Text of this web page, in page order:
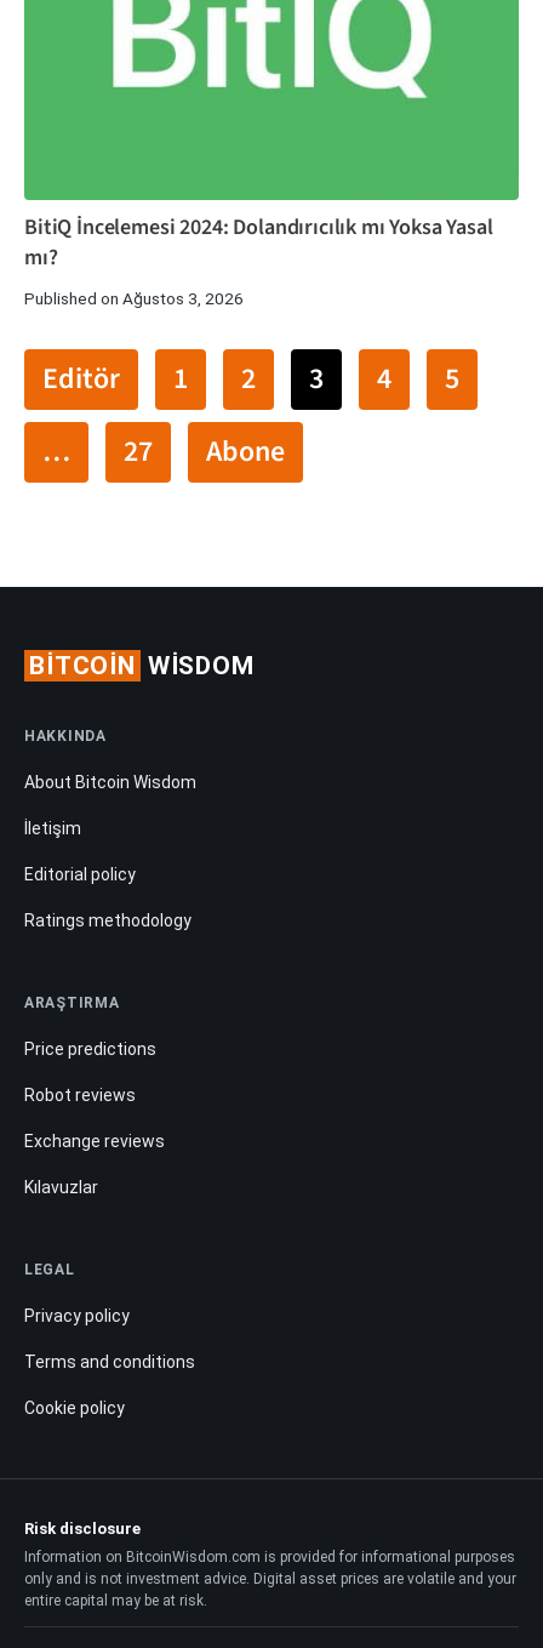
BitiQ İncelemesi 2024: Dolandırıcılık mı Yoksa Yasal
mı?
Published on Ağustos 3, 2026
Editör 1 2 3 4
5
…
27 Abone
BITCOIN WISDOM
HAKKINDA
About Bitcoin Wisdom
İletişim
Editorial policy
Ratings methodology
ARAŞTIRMA
Price predictions
Robot reviews
Exchange reviews
Kılavuzlar
LEGAL
Privacy policy
Terms and conditions
Cookie policy
Risk disclosure
Information on BitcoinWisdom.com is provided for informational purposes
only and is not investment advice. Digital asset prices are volatile and your
entire capital may be at risk.